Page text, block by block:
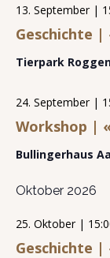
n
g
a
t
n
Geschichte |
13. September |
Tierpark
Workshop |
24. September |
Bullingerhaus
Oktober 2026
Geschichte |
25. Oktober |